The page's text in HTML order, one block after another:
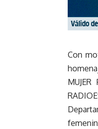
Con